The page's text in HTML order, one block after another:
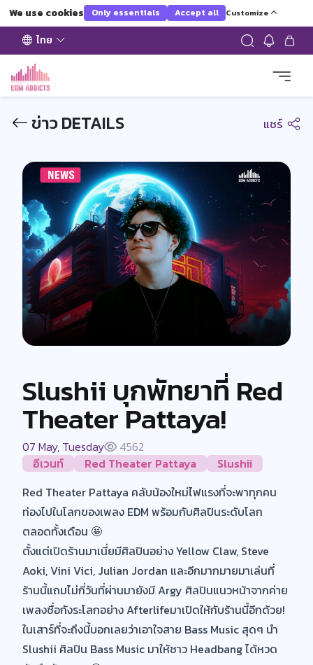
We use cookies Only essentials Accept all Customize
ไทย
ข่าว DETAILS แชร์
Slushii บุกพัทยาที่ Red
Theater Pattaya!
07 May, Tuesday
4562
อีเวนท์
Red Theater Pattaya
Slushii
Red Theater Pattaya คลับน้องใหม่ไฟแรงที่จะพาทุกคน
ท่องไปในโลกของเพลง EDM พร้อมกับศิลปินระดับโลก
ตลอดทั้งเดือน 🤩
ตั้งแต่เปิดร้านมาเนี่ยมีศิลปินอย่าง Yellow Claw, Steve
Aoki, Vini Vici, Julian Jordan และอีกมากมายมาเล่นที่
ร้านนี้แถมไม่กี่วันที่ผ่านมายังมี Argy ศิลปินแนวหน้าจากค่าย
เพลงชื่อกังระโลกอย่าง Afterlifeมาเปิดให้กับร้านนี้อีกด้วย!
ในเสาร์ที่จะถึงนี้บอกเลยว่าเอาใจสาย Bass Music สุดๆ นำ
Slushii ศิลปิน Bass Music มาให้ชาว Headbang ได้หวด